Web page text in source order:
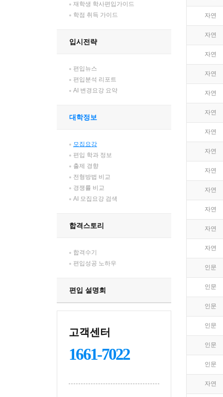
재학생 학사편입가이드
학점 취득 가이드
입시전략
편입뉴스
편입분석 리포트
AI 변경요강 요약
대학정보
모집요강
편입 학과 정보
출제 경향
전형방법 비교
경쟁률 비교
AI 모집요강 검색
합격스토리
합격수기
편입성공 노하우
편입 설명회
고객센터
1661-7022
자연
자연
자연
자연
자연
자연
자연
자연
자연
자연
자연
자연
자연
인문
인문
인문
인문
인문
인문
자연